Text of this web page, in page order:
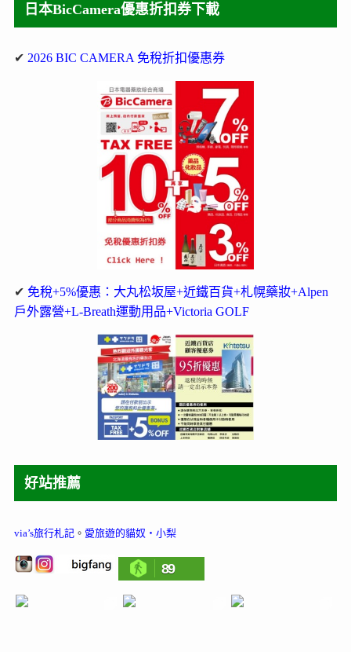
日本BicCamera優惠折扣券下載
✔ 2026 BIC CAMERA 免稅折扣優惠券
✔ 免稅+5%優惠：大丸松坂屋+近鐵百貨+札幌藥妝+Alpen
戶外露營+L-Breath運動用品+Victoria GOLF
好站推薦
via’s旅行札記。 愛旅遊的貓奴‧小梨
89